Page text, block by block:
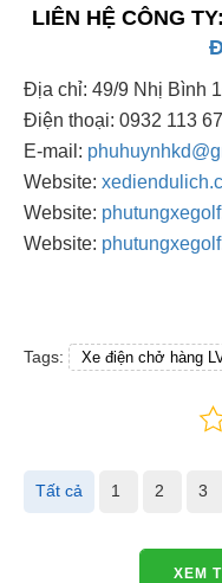
LIÊN HỆ CÔNG TY:
Địa chỉ: 49/9 Nhị Bình
Điện thoại: 0932 113
E-mail:
Website:
Website:
Website:
Tags: Xe điện chở hàng
Tất cả 1 2 3
XEM